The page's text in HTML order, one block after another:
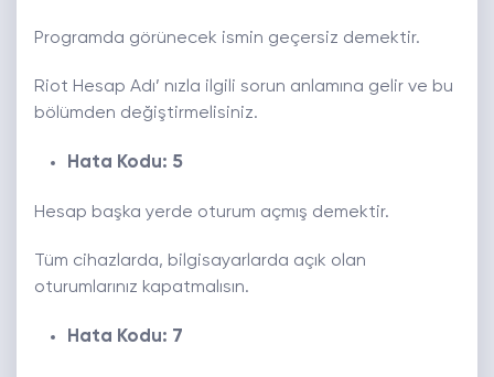
Programda görünecek ismin geçersiz demektir.
Riot Hesap Adı’ nızla ilgili sorun anlamına gelir ve bu
bölümden değiştirmelisiniz.
Hata Kodu: 5
Hesap başka yerde oturum açmış demektir.
Tüm cihazlarda, bilgisayarlarda açık olan
oturumlarınız kapatmalısın.
Hata Kodu: 7